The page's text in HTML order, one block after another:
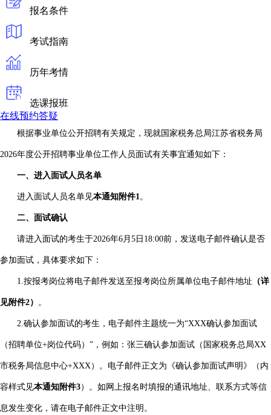
报名条件
考试指南
历年考情
选课报班
在线预约答疑
根据事业单位公开招聘有关规定，现就国家税务总局江苏省税务局
2026年度公开招聘事业单位工作人员面试有关事宜通知如下：
一、进入面试人员名单
进入面试人员名单见本通知附件1。
二、面试确认
请进入面试的考生于2026年6月5日18:00前，发送电子邮件确认是否
参加面试，具体要求如下：
1.按报考岗位将电子邮件发送至报考岗位所属单位电子邮件地址 （详
见附件2） 。
2.确认参加面试的考生，电子邮件主题统一为“XXX确认参加面试
（招聘单位+岗位代码）”，例如：张三确认参加面试（国家税务总局XX
市税务局信息中心+XXX）。电子邮件正文为《确认参加面试声明》（内
容样式见本通知附件3）。如网上报名时填报的通讯地址、联系方式等信
息发生变化，请在电子邮件正文中注明。